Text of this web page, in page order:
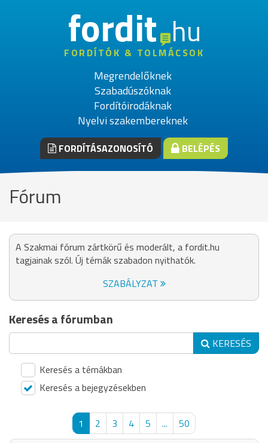
fordithu
FORDÍTÓK & TOLMÁCSOK
Megrendelőknek
Szabadúszóknak
Fordítóirodáknak
Nyelvi szakembereknek
FORDÍTÁSAZONOSÍTÓ BELÉPÉS
Fórum
A Szakmai fórum zártkörű és moderált, a fordit.hu
tagjainak szól. Új témák szabadon nyithatók.
SZABÁLYZAT
Keresés a fórumban
KERESÉS
Keresés a témákban
Keresés a bejegyzésekben
1 2 3 4 5 ...
50